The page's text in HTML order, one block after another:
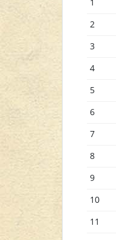
2
3
4
5
6
7
8
9
10
11